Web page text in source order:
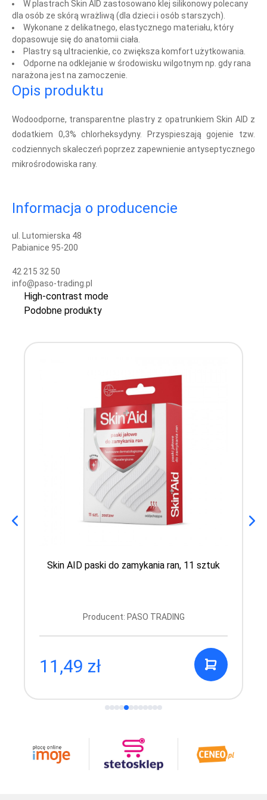
W plastrach Skin AID zastosowano klej silikonowy polecany
dla osób ze skórą wrażliwą (dla dzieci i osób starszych).
Wykonane z delikatnego, elastycznego materiału, który
dopasowuje się do anatomii ciała.
Plastry są ultracienkie, co zwiększa komfort użytkowania.
Odporne na odklejanie w środowisku wilgotnym np. gdy rana
narażona jest na zamoczenie.
Opis produktu
Wodoodporne, transparentne plastry z opatrunkiem Skin AID z
dodatkiem 0,3% chlorheksydyny. Przyspieszają gojenie tzw.
codziennych skaleczeń poprzez zapewnienie antyseptycznego
mikrośrodowiska rany.
Informacja o producencie
ul. Lutomierska 48
Pabianice 95-200
42 215 32 50
info@paso-trading.pl
High-contrast mode
Podobne produkty
Skin AID paski do zamykania ran, 11 sztuk
Producent: PASO TRADING
11,49 zł